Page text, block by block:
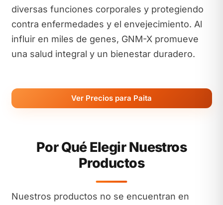
diversas funciones corporales y protegiendo
contra enfermedades y el envejecimiento. Al
influir en miles de genes, GNM-X promueve
una salud integral y un bienestar duradero.
Ver Precios para Paita
Por Qué Elegir Nuestros
Productos
Nuestros productos no se encuentran en